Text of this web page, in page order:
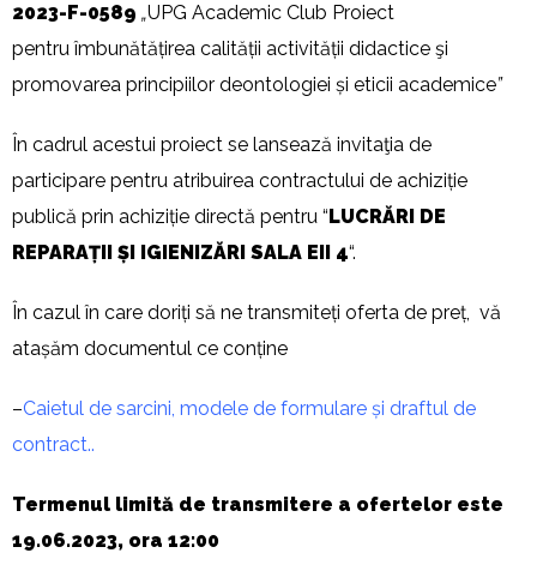
2023-F-0589 „UPG Academic Club Proiect
pentru îmbunătățirea calității activității didactice şi
promovarea principiilor deontologiei și eticii academice”
În cadrul acestui proiect se lansează invitaţia de
participare pentru atribuirea contractului de achiziție
publică prin achiziție directă pentru “LUCRĂRI DE
REPARAȚII ȘI IGIENIZĂRI SALA EII 4“.
În cazul în care doriți să ne transmiteți oferta de preț, vă
atașăm documentul ce conține
–Caietul de sarcini, modele de formulare și draftul de
contract..
Termenul limită de transmitere a ofertelor este
19.06.2023, ora 12:00